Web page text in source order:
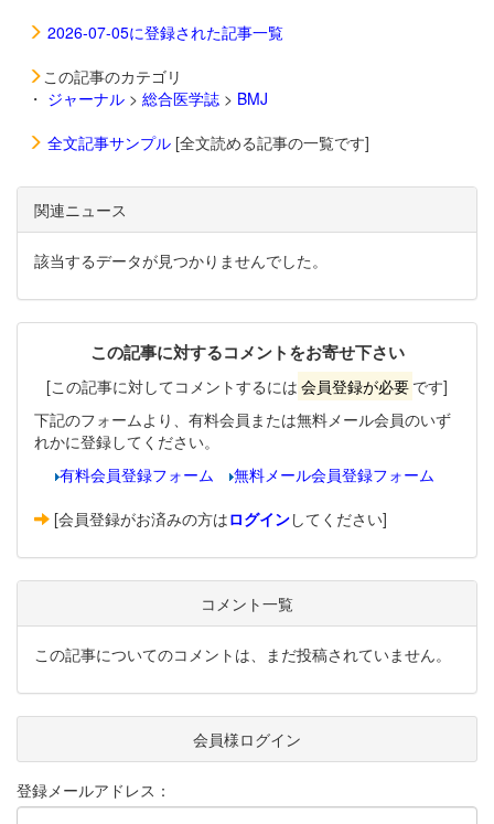
2026-07-05に登録された記事一覧
この記事のカテゴリ
・ ジャーナル > 総合医学誌 > BMJ
全文記事サンプル [全文読める記事の一覧です]
関連ニュース
該当するデータが見つかりませんでした。
この記事に対するコメントをお寄せ下さい
[この記事に対してコメントするには 会員登録が必要 です]
下記のフォームより、有料会員または無料メール会員のいず
れかに登録してください。
有料会員登録フォーム
無料メール会員登録フォーム
[会員登録がお済みの方はログインしてください]
コメント一覧
この記事についてのコメントは、まだ投稿されていません。
会員様ログイン
登録メールアドレス：